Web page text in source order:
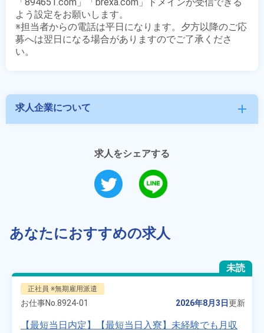
よう設定をお願いします。
※担当者からの電話は平日になります。夕方以降のご応
募へは翌日になる場合がありますのでご了承くださ
求人企業について add
求人をシェアする
あなたにおすすめの求人
未読
正社員 ※無期雇用派遣
お仕事No. 8924-01 2026年8月3日更新
【最短当日内定】【最短当日入寮】未経験でも月収